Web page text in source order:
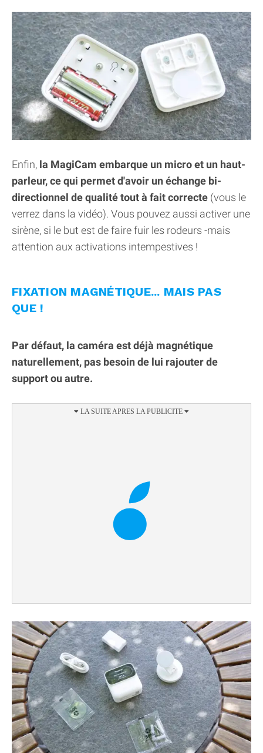
Enfin, la MagiCam embarque un micro et un haut-
parleur, ce qui permet d'avoir un échange bi-
directionnel de qualité tout à fait correcte (vous le
verrez dans la vidéo). Vous pouvez aussi activer une
sirène, si le but est de faire fuir les rodeurs -mais
attention aux activations intempestives !
FIXATION MAGNÉTIQUE... MAIS PAS
QUE !
Par défaut, la caméra est déjà magnétique
naturellement, pas besoin de lui rajouter de
support ou autre.